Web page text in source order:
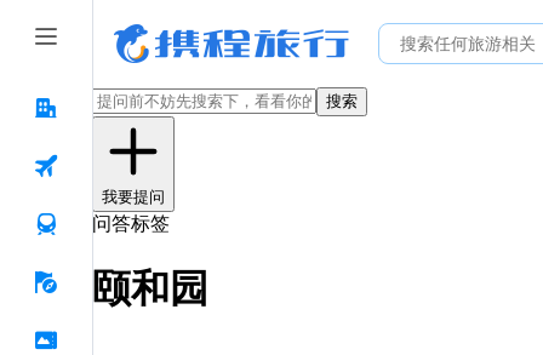
搜索
我要提问
问答标签
颐和园